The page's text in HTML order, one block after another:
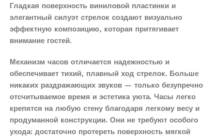
Гладкая поверхность виниловой пластинки и
элегантный силуэт стрелок создают визуально
эффектную композицию, которая притягивает
внимание гостей.
Механизм часов отличается надежностью и
обеспечивает тихий, плавный ход стрелок. Больше
никаких раздражающих звуков — только безупречно
отсчитываемое время и эстетика уюта. Часы легко
крепятся на любую стену благодаря легкому весу и
продуманной конструкции. Они не требуют особого
ухода: достаточно протереть поверхность мягкой